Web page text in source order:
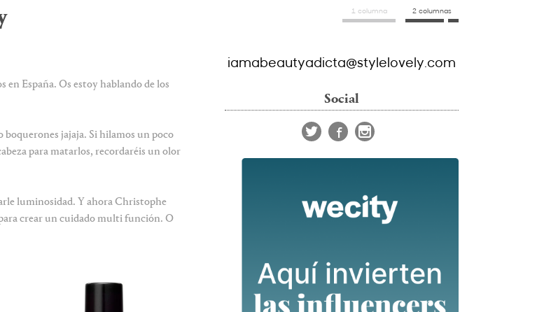
España. Os estoy hablando de los
boquerones jajaja. Si hilamos un poco
para matarlos, recordaréis un olor
luminosidad. Y ahoraChris­tophe
crear un cuidado multi función. O
1 columna 2 columnas
iamabeautyadicta@stylelovely.com
Social